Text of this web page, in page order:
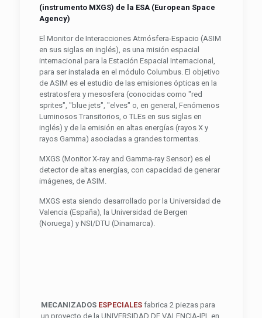
(instrumento MXGS) de la ESA (European Space
Agency)
El Monitor de Interacciones Atmósfera-Espacio (ASIM
en sus siglas en inglés), es una misión espacial
internacional para la Estación Espacial Internacional,
para ser instalada en el módulo Columbus. El objetivo
de ASIM es el estudio de las emisiones ópticas en la
estratosfera y mesosfera (conocidas como "red
sprites", "blue jets", "elves" o, en general, Fenómenos
Luminosos Transitorios, o TLEs en sus siglas en
inglés) y de la emisión en altas energías (rayos X y
rayos Gamma) asociadas a grandes tormentas.
MXGS (Monitor X-ray and Gamma-ray Sensor) es el
detector de altas energías, con capacidad de generar
imágenes, de ASIM.
MXGS esta siendo desarrollado por la Universidad de
Valencia (España), la Universidad de Bergen
(Noruega) y NSI/DTU (Dinamarca).
MECANIZADOS ESPECIALESfabrica 2 piezas para
un proyecto de la UNIVERSIDAD DE VALENCIA-IPL en